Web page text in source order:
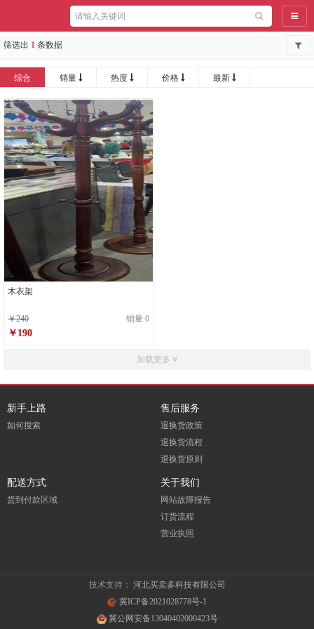
导航
筛选出 1 条数据
综合 销量 热度 价格 最新
木衣架
￥240 销量 0
￥190
加载更多
新手上路
如何搜索
售后服务
退换货政策
退换货流程
退换货原则
配送方式
货到付款区域
关于我们
网站故障报告
订货流程
营业执照
技术支持： 河北买卖多科技有限公司
冀ICP备2021028778号-1
冀公网安备13040402000423号